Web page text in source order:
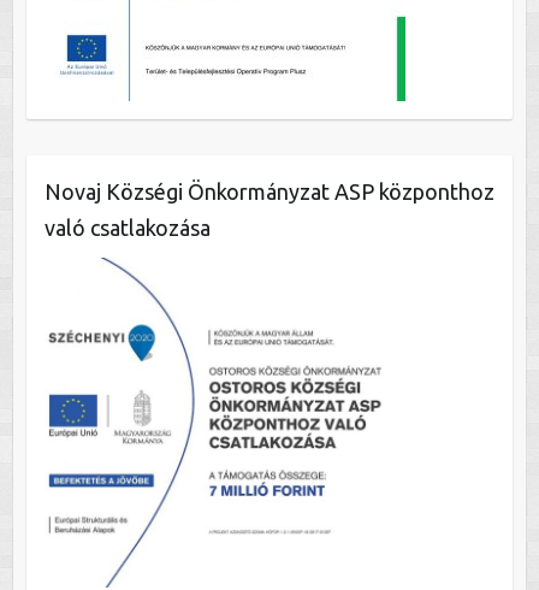
Novaj Községi Önkormányzat ASP központhoz
való csatlakozása